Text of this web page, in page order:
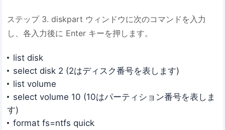
ステップ 3. diskpart ウィンドウに次のコマンドを入力
し、各入力後に Enter キーを押します。
list disk
select disk 2 (2はディスク番号を表します)
list volume
select volume 10 (10はパーティション番号を表しま
す)
format fs=ntfs quick